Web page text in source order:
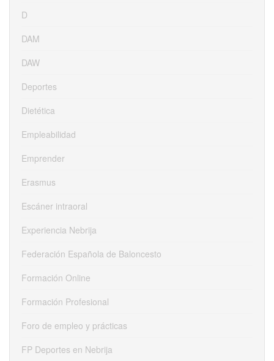
D
DAM
DAW
Deportes
Dietética
Empleabilidad
Emprender
Erasmus
Escáner intraoral
Experiencia Nebrija
Federación Española de Baloncesto
Formación Online
Formación Profesional
Foro de empleo y prácticas
FP Deportes en Nebrija